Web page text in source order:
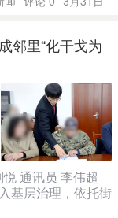
邻里“化干戈为
通讯员 李伟超
基层治理，依托街